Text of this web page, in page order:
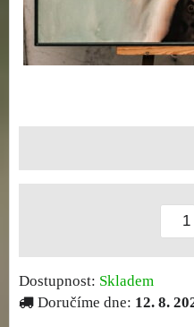
Dostupnost: Skladem
Doručíme dne: 12. 8.